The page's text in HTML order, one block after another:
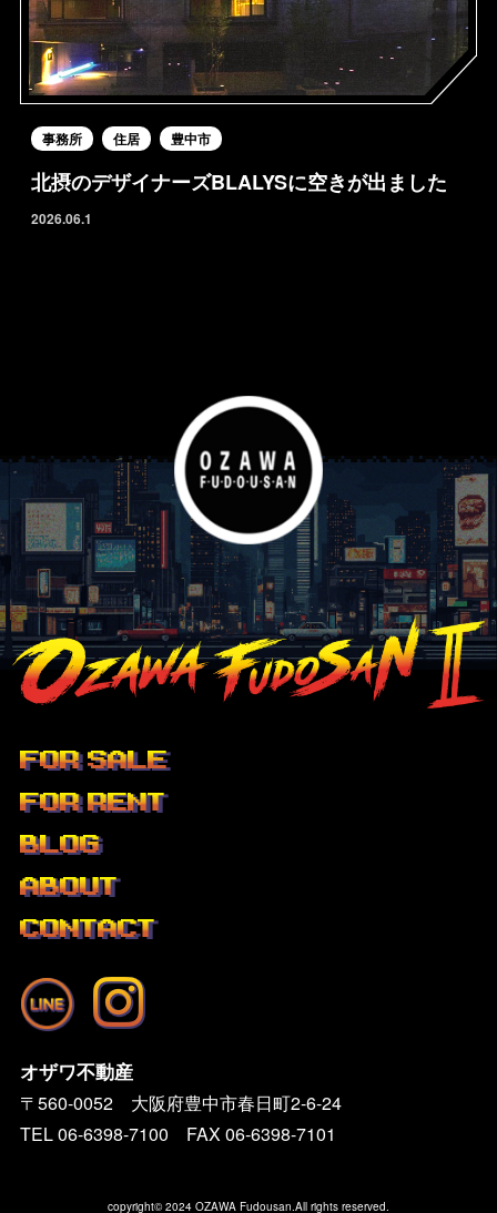
事務所 住居 豊中市
北摂のデザイナーズBLALYSに空きが出ました
2026.06.1
FOR SALE
FOR RENT
BLOG
ABOUT
CONTACT
オザワ不動産
〒560-0052 大阪府豊中市春日町2-6-24
TEL06-6398-7100 FAX 06-6398-7101
copyright© 2024 OZAWA Fudousan.All rights reserved.